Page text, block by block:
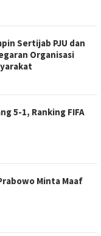
Sertijab PJU dan
Organisasi
5-1, Ranking FIFA
Minta Maaf